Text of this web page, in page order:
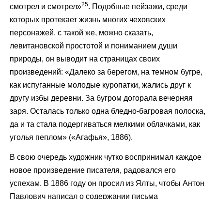
смотрел и смотрел»25. Подобные пейзажи, среди
которых протекает жизнь многих чеховских
персонажей, с такой же, можно сказать,
левитановской простотой и пониманием души
природы, он выводит на страницах своих
произведений: «Далеко за берегом, на темном бугре,
как испуганные молодые куропатки, жались друг к
другу избы деревни. За бугром догорала вечерняя
заря. Осталась только одна бледно-багровая полоска,
да и та стала подергиваться мелкими облачками, как
уголья пеплом» («Агафья», 1886).
В свою очередь художник чутко воспринимал каждое
новое произведение писателя, радовался его
успехам. В 1886 году он просил из Ялты, чтобы Антон
Павлович написал о содержании письма